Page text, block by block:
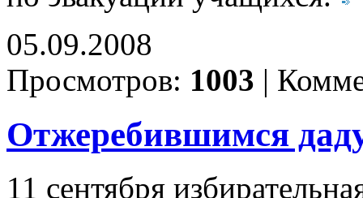
05.09.2008
Просмотров: 1003 |
Отжеребившимся
11 сентября